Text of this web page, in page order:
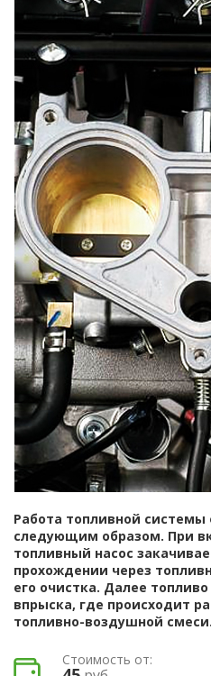
Работа топливной системы
следующим образом. При
топливный насос
прохождении через
его очистка. Далее
впрыска, где происходит
топливно-воздушной смеси.
Стоимость от: